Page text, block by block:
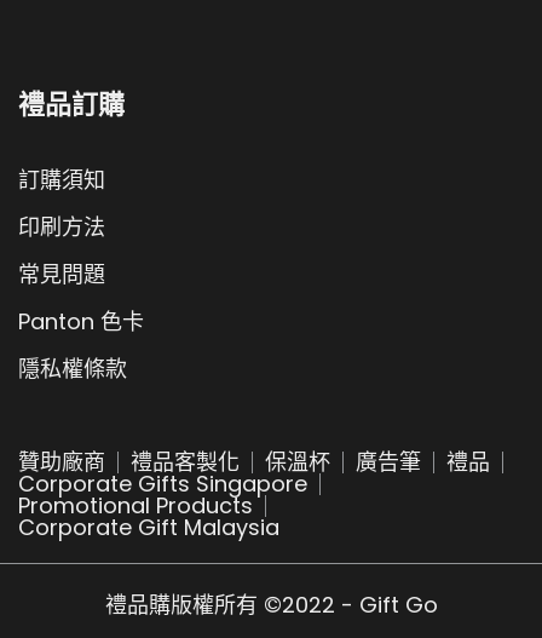
禮品訂購
訂購須知
印刷方法
常見問題
Panton 色卡
隱私權條款
贊助廠商 禮品客製化 保溫杯 廣告筆 禮品
Corporate Gifts Singapore
Promotional Products
Corporate Gift Malaysia
禮品購版權所有 ©2022 - Gift Go